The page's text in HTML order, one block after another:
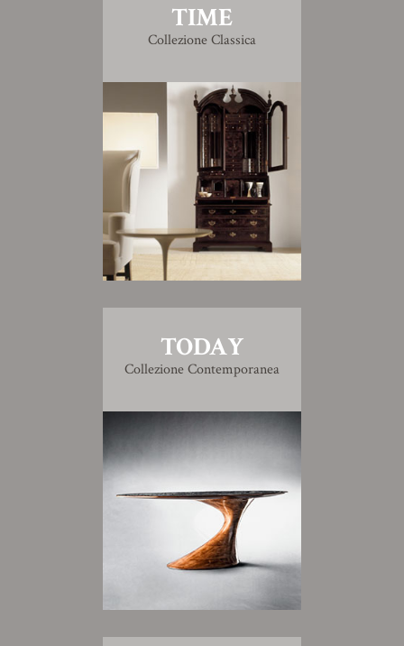
TIME
Collezione Classica
TODAY
Collezione Contemporanea